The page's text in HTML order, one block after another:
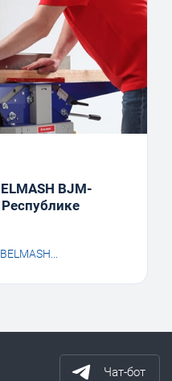
BJM-
BELMASH...
Чат-бот